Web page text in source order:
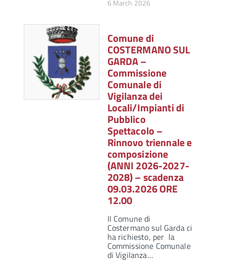
6 March 2026
Comune di
COSTERMANO SUL
GARDA –
Commissione
Comunale di
Vigilanza dei
Locali/Impianti di
Pubblico
Spettacolo –
Rinnovo triennale e
composizione
(ANNI 2026-2027-
2028) – scadenza
09.03.2026 ORE
12.00
Il Comune di
Costermano sul Garda ci
ha richiesto, per la
Commissione Comunale
di Vigilanza…